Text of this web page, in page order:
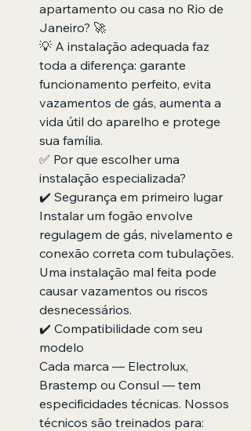
apartamento ou casa no Rio de
Janeiro? 🚀
💡 A instalação adequada faz
toda a diferença: garante
funcionamento perfeito, evita
vazamentos de gás, aumenta a
vida útil do aparelho e protege
sua família.
✅ Por que escolher uma
instalação especializada?
✔️ Segurança em primeiro lugar
Instalar um fogão envolve
regulagem de gás, nivelamento e
conexão correta com tubulações.
Uma instalação mal feita pode
causar vazamentos ou riscos
desnecessários.
✔️ Compatibilidade com seu
modelo
Cada marca — Electrolux,
Brastemp ou Consul — tem
especificidades técnicas. Nossos
técnicos são treinados para: